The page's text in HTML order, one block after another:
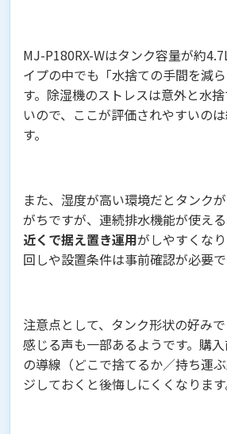
MJ-P180RX-Wはタンク容量が約
イプの中でも「水捨ての手間を減
す。除湿機のストレスは意外と水
いので、ここが評価されやすいの
す。
また、湿度が高い環境だとタンク
がちですが、連続排水機能が使える
近くで据え置き運用がしやすくな
回しや設置条件は事前確認が必要で
注意点として、タンク形状の好み
感じる声も一部あるようです。購
の導線（どこで捨てるか／持ち運
ジしておくと後悔しにくくなります